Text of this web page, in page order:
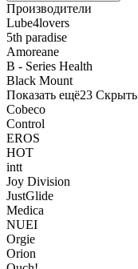
Производители
Lube4lovers
5th paradise
Amoreane
B - Series Health
Black Mount
Показать ещё23 Скрыть
Cobeco
Control
EROS
HOT
intt
Joy Division
JustGlide
Medica
NUEI
Orgie
Orion